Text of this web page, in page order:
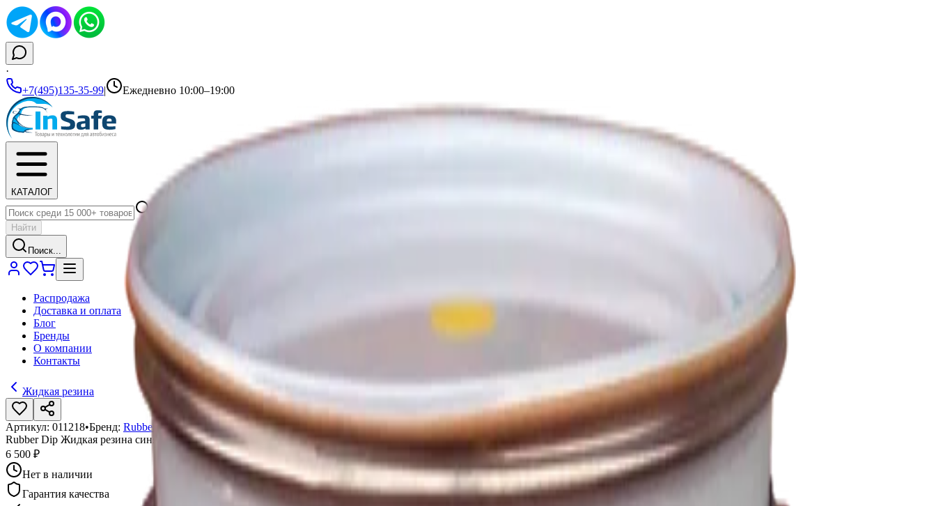
·
+7(495)135-35-99| Ежедневно 10:00–19:00
КАТАЛОГ
Найти
Поиск...
Распродажа
Доставка и оплата
Блог
Бренды
О компании
Контакты
Жидкая резина
Артикул: 011218•Бренд: Rubber Dip
Rubber Dip Жидкая резина синяя, 5л
6 500 ₽
Нет в наличии
Гарантия качества